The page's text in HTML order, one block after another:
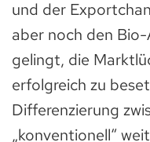
und der
aber noch den Bio-
gelingt, die
erfolgreich zu
Differenzierung
„konventionell“